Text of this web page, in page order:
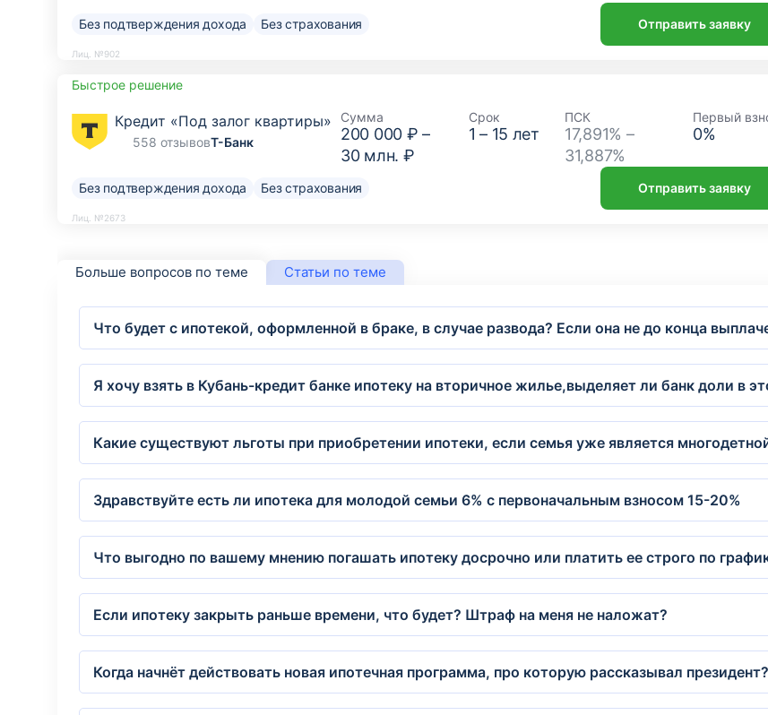
Без подтверждения дохода Без страхования Отправить заявку
Лиц. №902
Быстрое решение
Кредит «Под залог квартиры»
558 отзывовТ-Банк
Сумма
200 000 ₽ –
30 млн. ₽
Срок
1 – 15 лет
ПСК
17,891% –
31,887%
Первый
0%
Без подтверждения дохода Без страхования Отправить заявку
Лиц. №2673
Больше вопросов по теме Статьи по теме
Что будет с ипотекой, оформленной в браке, в случае развода? Если она не до конца
Я хочу взять в Кубань-кредит банке ипотеку на вторичное жилье,выделяет ли банк доли в
Какие существуют льготы при приобретении ипотеки, если семья уже является
Здравствуйте есть ли ипотека для молодой семьи 6% с первоначальным взносом 15-20%
Что выгодно по вашему мнению погашать ипотеку досрочно или платить ее строго по
Если ипотеку закрыть раньше времени, что будет? Штраф на меня не наложат?
Когда начнёт действовать новая ипотечная программа, про которую рассказывал президент?